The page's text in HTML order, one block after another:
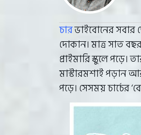
চারভাইবোনের সবার
দোকান। মাত্র সাত
প্রাইমারি স্কুলে পড়ে।
মাস্টারমশাই পড়ান
পড়ে। সেসময় চার্চের